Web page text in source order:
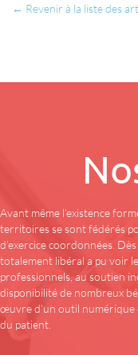
← Revenir à la liste des
Avant même l’existence
territoires se sont fédérés
d’exercice coordonnées.
totalement libéral a pu voir
professionnels, au soutien
disponibilité de nombreux
œuvre d’un outil
du patient.